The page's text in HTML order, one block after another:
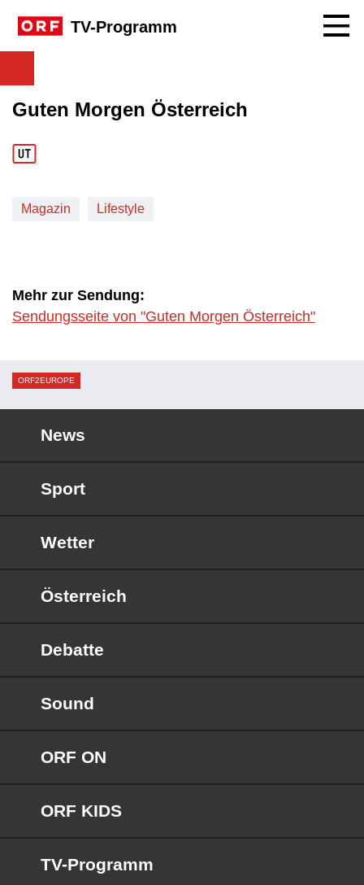
TV-Programm
Guten Morgen Österreich
Magazin Lifestyle
Mehr zur Sendung:
Sendungsseite von "Guten Morgen Österreich"
ORF2EUROPE
News
Sport
Wetter
Österreich
Debatte
Sound
ORF ON
ORF KIDS
TV-Programm